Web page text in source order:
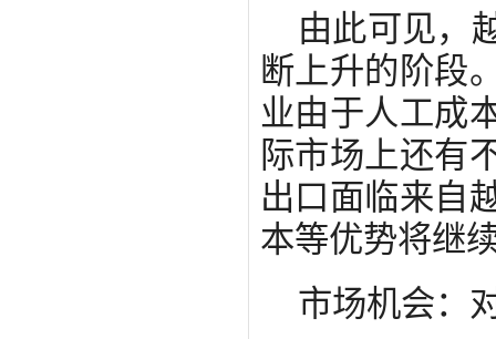
由此可见，
断上升的阶段
业由于人工成
际市场上还有
出口面临来自
本等优势将继
市场机会：